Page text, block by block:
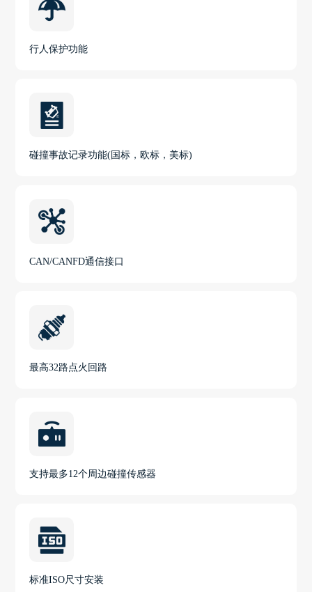
行人保护功能
碰撞事故记录功能(国标，欧标，美标)
CAN/CANFD通信接口
最高32路点火回路
支持最多12个周边碰撞传感器
标准ISO尺寸安装